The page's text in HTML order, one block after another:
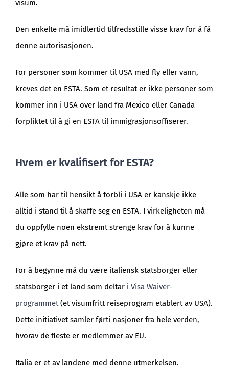
visum.
Den enkelte må imidlertid tilfredsstille visse krav for å få
denne autorisasjonen.
For personer som kommer til USA med fly eller vann,
kreves det en ESTA. Som et resultat er ikke personer som
kommer inn i USA over land fra Mexico eller Canada
forpliktet til å gi en ESTA til immigrasjonsoffiserer.
Hvem er kvalifisert for ESTA?
Alle som har til hensikt å forbli i USA er kanskje ikke
alltid i stand til å skaffe seg en ESTA. I virkeligheten må
du oppfylle noen ekstremt strenge krav for å kunne
gjøre et krav på nett.
For å begynne må du være italiensk statsborger eller
statsborger i et land som deltar i Visa Waiver-
programmet(et visumfritt reiseprogram etablert av USA).
Dette initiativet samler førti nasjoner fra hele verden,
hvorav de fleste er medlemmer av EU.
Italia er et av landene med denne utmerkelsen.